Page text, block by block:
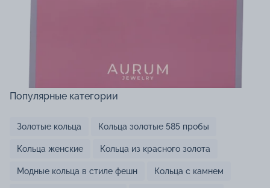
Популярные категории
Золотые кольца Кольца золотые 585 пробы
Кольца женские Кольца из красного золота
Модные кольца в стиле фешн Кольца с камнем